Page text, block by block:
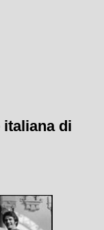
italiana di